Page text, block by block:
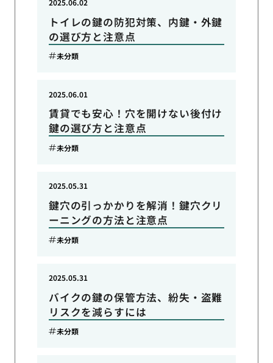
トイレの鍵の防犯対策、内鍵・外鍵
の選び方と注意点
2025.06.02
未分類
賃貸でも安心！穴を開けない後付け
鍵の選び方と注意点
2025.06.01
未分類
鍵穴の引っかかりを解消！鍵穴クリ
ーニングの方法と注意点
2025.05.31
未分類
バイクの鍵の保管方法、紛失・盗難
リスクを減らすには
2025.05.31
未分類